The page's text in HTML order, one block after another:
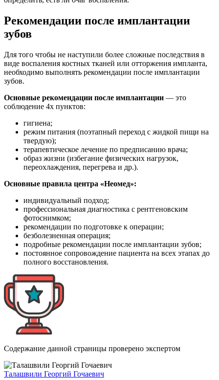
Рекомендации после имплантации
зубов
Для того чтобы не наступили более сложные последствия в
виде воспаления костных тканей или отторжения импланта,
необходимо выполнять рекомендации после имплантации
зубов.
Основные рекомендации после имплантации — это
соблюдение 4х пунктов:
гигиена;
режим питания (поэтапный переход с жидкой пищи на
твердую);
терапевтическое лечение по предписанию врача;
образ жизни (избегание физических нагрузок,
переохлаждения, перегрева и др.).
Основные правила центра «Неомед»:
индивидуальный подход;
профессиональная диагностика с рентгеновским
фотоснимком;
рекомендации по подготовке к операции;
безболезненная операция;
подробные рекомендации после имплантации зубов;
постоянное сопровождение пациента на всех этапах до
полного восстановления.
Содержание данной страницы проверено экспертом
Талашвили Георгий Гочаевич